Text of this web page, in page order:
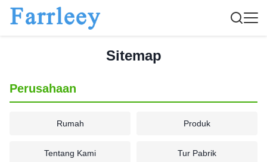
Sitemap
Perusahaan
Rumah Produk
Tentang Kami Tur Pabrik